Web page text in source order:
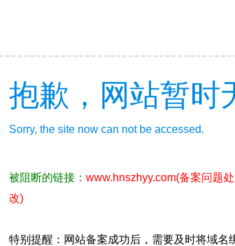
抱歉，网站暂时
Sorry, the site now can not be accessed.
被阻断的链接： www.hnszhyy.com(备案问题
改)
特别提醒：网站备案成功后，需要及时将域